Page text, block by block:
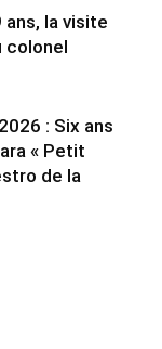
ans, la visite
colonel
: Six ans
« Petit
de la